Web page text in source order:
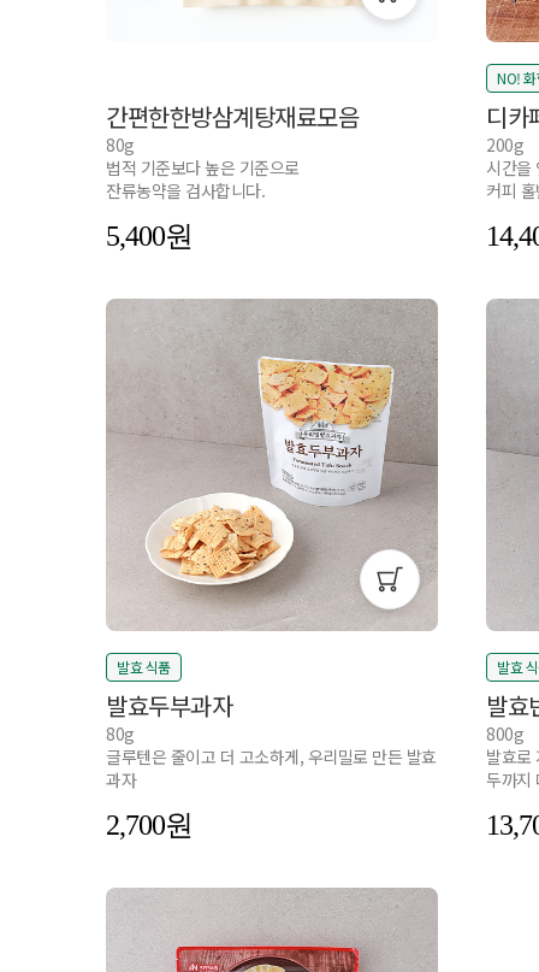
간편한한방삼계탕재료모음
80g
법적 기준보다 높은 기준으로
잔류농약을 검사합니다.
5,400
NO!
디카
200g
시간을
커피
발효 식품
발효두부과자
80g
글루텐은 줄이고 더 고소하게, 우리밀로 만든 발효
과자
2,700
발효
발효
800g
발효로
두까지